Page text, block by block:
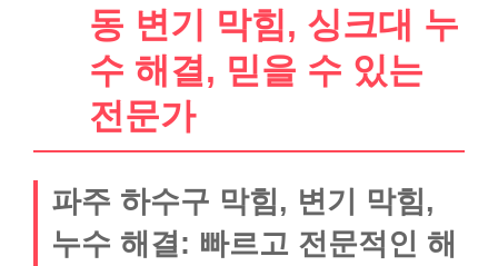
동 변기 막힘, 싱크대 누
수 해결, 믿을 수 있는
전문가
파주 하수구 막힘, 변기 막힘,
누수 해결: 빠르고 전문적인 해